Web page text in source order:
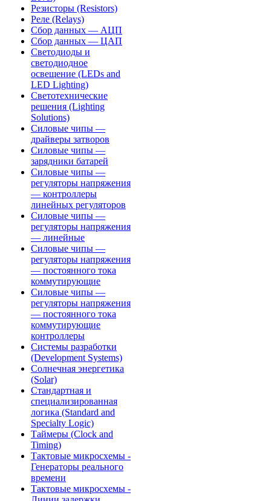
Резисторы (Resistors)
Реле (Relays)
Сбор данных — АЦП
Сбор данных — ЦАП
Светодиоды и
светодиодное
освещение (LEDs and
LED Lighting)
Светотехнические
решения (Lighting
Solutions)
Силовые чипы —
драйверы затворов
Силовые чипы —
зарядники батарей
Силовые чипы —
регуляторы напряжения
— контроллеры
линейных регуляторов
Силовые чипы —
регуляторы напряжения
— линейные
Силовые чипы —
регуляторы напряжения
— постоянного тока
коммутирующие
Силовые чипы —
регуляторы напряжения
— постоянного тока
коммутирующие
контроллеры
Системы разработки
(Development Systems)
Солнечная энергетика
(Solar)
Стандартная и
специализированная
логика (Standard and
Specialty Logic)
Таймеры (Clock and
Timing)
Тактовые микросхемы -
Генераторы реального
времени
Тактовые микросхемы -